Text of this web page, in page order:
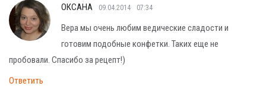
ОКСАНА 09.04.2014 07:34
Вера мы очень любим ведические сладости и
готовим подобные конфетки. Таких еще не
пробовали. Спасибо за рецепт!)
Ответить